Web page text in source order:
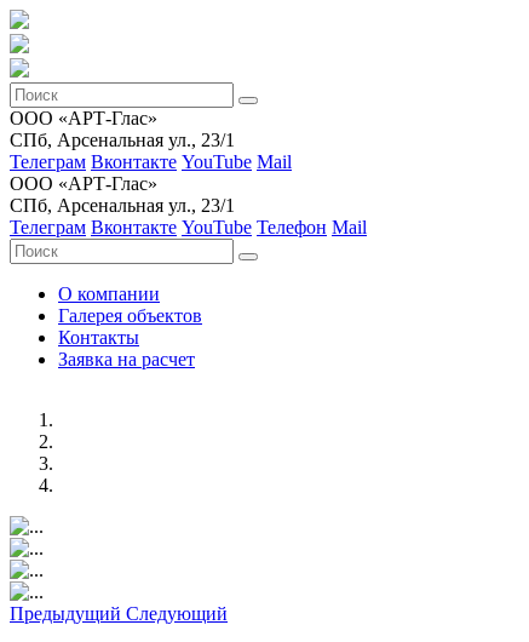
ООО «АРТ-Глас»
СПб, Арсенальная ул., 23/1
Телеграм Вконтакте YouTube Mail
ООО «АРТ-Глас»
СПб, Арсенальная ул., 23/1
Телеграм Вконтакте YouTube Телефон Mail
О компании
Галерея объектов
Контакты
Заявка на расчет
Предыдущий Следующий